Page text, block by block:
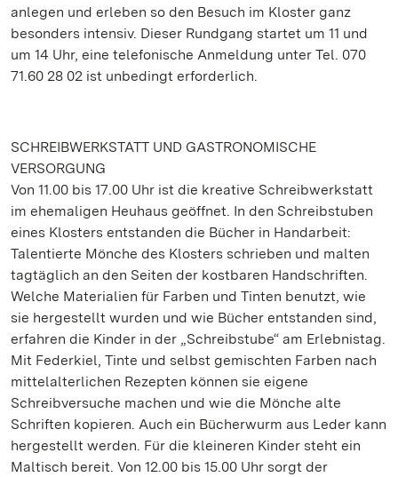
anlegen und erleben so den Besuch im Kloster ganz
besonders intensiv. Dieser Rundgang startet um 11 und
um 14 Uhr, eine telefonische Anmeldung unter Tel. 070
71.60 28 02 ist unbedingt erforderlich.
SCHREIBWERKSTATT UND GASTRONOMISCHE
VERSORGUNG
Von 11.00 bis 17.00 Uhr ist die kreative Schreibwerkstatt
im ehemaligen Heuhaus geöffnet. In den Schreibstuben
eines Klosters entstanden die Bücher in Handarbeit:
Talentierte Mönche des Klosters schrieben und malten
tagtäglich an den Seiten der kostbaren Handschriften.
Welche Materialien für Farben und Tinten benutzt, wie
sie hergestellt wurden und wie Bücher entstanden sind,
erfahren die Kinder in der „Schreibstube“ am Erlebnistag.
Mit Federkiel, Tinte und selbst gemischten Farben nach
mittelalterlichen Rezepten können sie eigene
Schreibversuche machen und wie die Mönche alte
Schriften kopieren. Auch ein Bücherwurm aus Leder kann
hergestellt werden. Für die kleineren Kinder steht ein
Maltisch bereit. Von 12.00 bis 15.00 Uhr sorgt der